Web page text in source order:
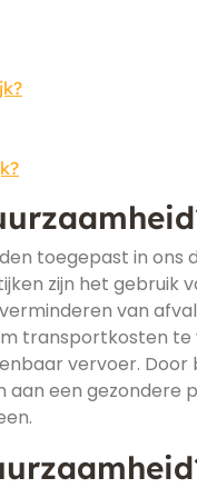
toegepast in ons
zijn het gebruik
van
transportkosten
vervoer. Door
een gezondere